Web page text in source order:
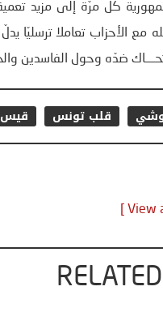
كلّ مرّة إلى مزيد
مع الأحزاب تعاملا
ضدّه وحول الفاسدين
قلب تونس